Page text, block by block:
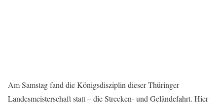
Am Samstag fand die Königsdisziplin dieser Thüringer
Landesmeisterschaft statt – die Strecken- und Geländefahrt. Hier